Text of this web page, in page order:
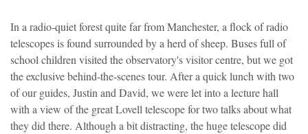
In a radio-quiet forest quite far from Manchester, a flock of radio
telescopes is found surrounded by a herd of sheep. Buses full of
school children visited the observatory's visitor centre, but we got
the exclusive behind-the-scenes tour. After a quick lunch with two
of our guides, Justin and David, we were let into a lecture hall
with a view of the great Lovell telescope for two talks about what
they did there. Although a bit distracting, the huge telescope did